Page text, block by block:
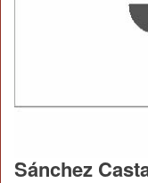
Sánchez